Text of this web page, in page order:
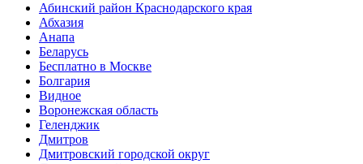
Абинский район Краснодарского края
Абхазия
Анапа
Беларусь
Бесплатно в Москве
Болгария
Видное
Воронежская область
Геленджик
Дмитров
Дмитровский городской округ